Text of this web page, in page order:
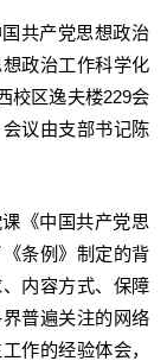
共产党思想政治
政治工作科学化
校区逸夫楼229会
议由支部书记陈
《中国共产党思
条例》制定的背
内容方式、保障
普遍关注的网络
作的经验体会，